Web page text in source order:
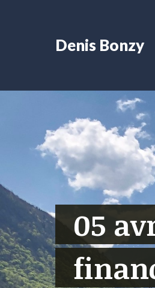
Denis Bonzy
05